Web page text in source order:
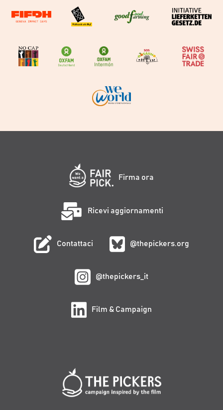
Firma ora
Ricevi aggiornamenti
Contattaci @thepickers.org
@thepickers_it
Film & Campaign